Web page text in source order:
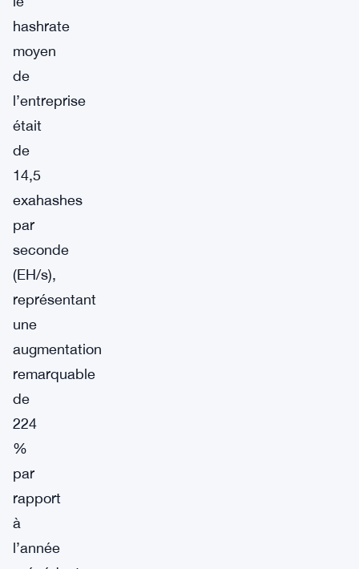
hashrate
moyen
de
l’entreprise
était
de
14,5
exahashes
par
seconde
(EH/s),
représentant
une
augmentation
remarquable
de
224
%
par
rapport
à
l’année